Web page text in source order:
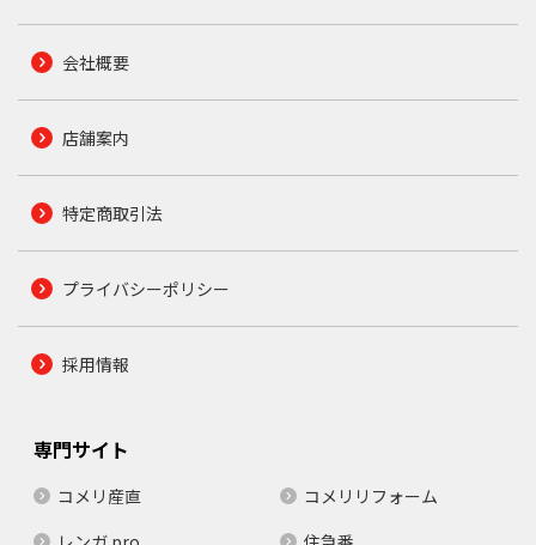
会社概要
店舗案内
特定商取引法
プライバシーポリシー
採用情報
専門サイト
コメリ産直
コメリリフォーム